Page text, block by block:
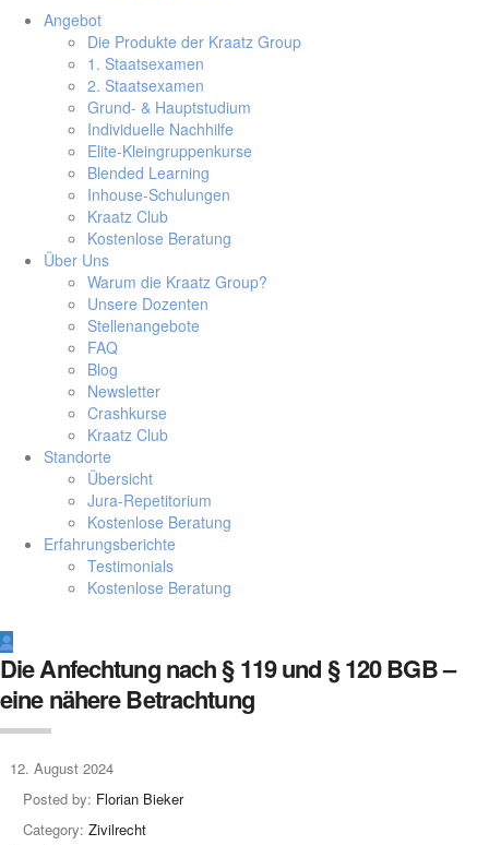
Angebot
Die Produkte der Kraatz Group
1. Staatsexamen
2. Staatsexamen
Grund- & Hauptstudium
Individuelle Nachhilfe
Elite-Kleingruppenkurse
Blended Learning
Inhouse-Schulungen
Kraatz Club
Kostenlose Beratung
Über Uns
Warum die Kraatz Group?
Unsere Dozenten
Stellenangebote
FAQ
Blog
Newsletter
Crashkurse
Kraatz Club
Standorte
Übersicht
Jura-Repetitorium
Kostenlose Beratung
Erfahrungsberichte
Testimonials
Kostenlose Beratung
Die Anfechtung nach § 119 und § 120 BGB –
eine nähere Betrachtung
12. August 2024
Posted by: Florian Bieker
Category: Zivilrecht